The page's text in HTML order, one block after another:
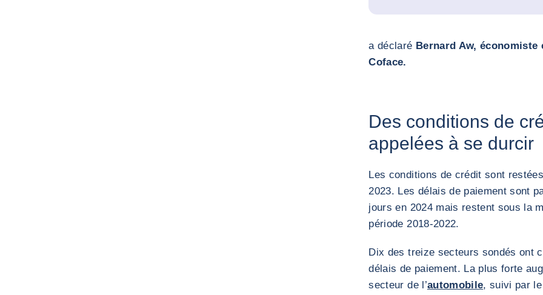
a déclaré Bernard Aw,
Coface.
Des conditions de
appelées à se durcir
Les conditions de crédit sont
2023. Les délais de paiement sont
jours en 2024 mais restent sous la
période 2018-2022.
Dix des treize secteurs sondés ont
délais de paiement. La plus forte
secteur de l’automobile, suivi par